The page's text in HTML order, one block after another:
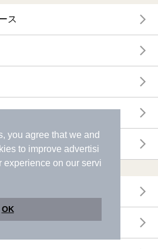
you agree that we and
to improve advertisi
experience on our servi
OK
ス
お知らせ